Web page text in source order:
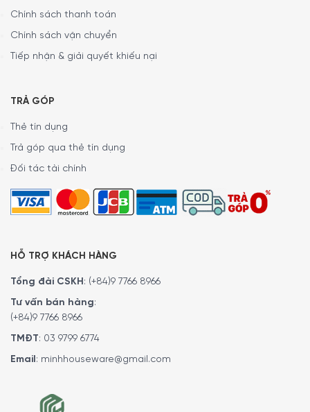
Chính sách thanh toán
Chính sách vận chuyển
Tiếp nhận & giải quyết khiếu nại
TRẢ GÓP
Thẻ tín dụng
Trả góp qua thẻ tín dụng
Đối tác tài chính
HỖ TRỢ KHÁCH HÀNG
Tổng đài CSKH : (+84)9 7766 8966
Tư vấn bán hàng:
(+84)9 7766 8966
TMĐT: 03 9799 6774
Email : minhhouseware@gmail.com